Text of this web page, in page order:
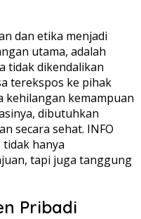
dan etika menjadi
utama, adalah
tidak dikendalikan
terekspos ke pihak
kehilangan kemampuan
dibutuhkan
secara sehat. INFO
tidak hanya
tapi juga tanggung
Pribadi